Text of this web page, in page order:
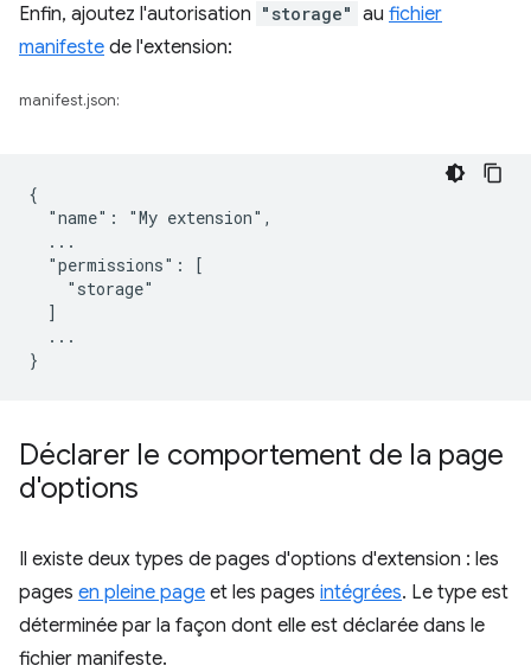
Enfin, ajoutez l'autorisation "storage" au fichier
manifeste de l'extension:
manifest.json:
{
  "name": "My extension",
  ...
  "permissions": [
    "storage"
  ]
  ...
Déclarer le comportement de la page
d'options
Il existe deux types de pages d'options d'extension : les
pages en pleine page et les pages intégrées. Le type est
déterminée par la façon dont elle est déclarée dans le
fichier manifeste.